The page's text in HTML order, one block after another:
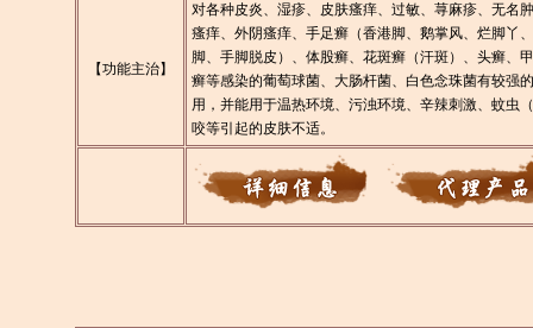
【功能主治】
对各种皮炎、湿疹、皮肤瘙痒、过敏、荨麻疹、无名
瘙痒、外阴瘙痒、手足癣（香港脚、鹅掌风、烂脚丫
脚、手脚脱皮）、体股癣、花斑癣（汗斑）、头癣、
癣等感染的葡萄球菌、大肠杆菌、白色念珠菌有较强
用，并能用于温热环境、污浊环境、辛辣刺激、蚊虫
咬等引起的皮肤不适。